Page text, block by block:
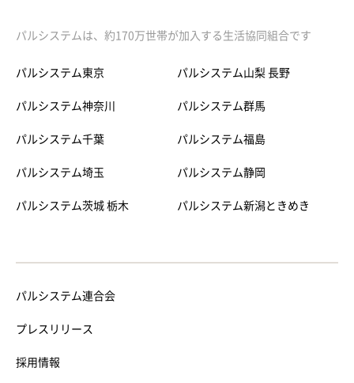
パルシステムは、約170万世帯が加入する生活協同組合です
パルシステム東京
パルシステム神奈川
パルシステム千葉
パルシステム埼玉
パルシステム茨城 栃木
パルシステム山梨 長野
パルシステム群馬
パルシステム福島
パルシステム静岡
パルシステム新潟ときめき
パルシステム連合会
プレスリリース
採用情報